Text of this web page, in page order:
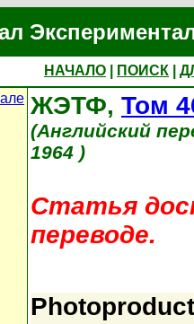
НАЧАЛО ПОИСК
ЖЭТФ, Том
(Английский
1964 )
Статья
переводе.